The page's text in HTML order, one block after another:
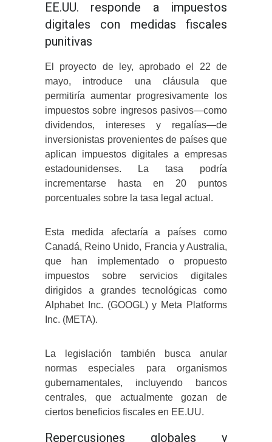
EE.UU. responde a impuestos
digitales con medidas fiscales
punitivas
El proyecto de ley, aprobado el 22 de
mayo, introduce una cláusula que
permitiría aumentar progresivamente los
impuestos sobre ingresos pasivos—como
dividendos, intereses y regalías—de
inversionistas provenientes de países que
aplican impuestos digitales a empresas
estadounidenses.
La tasa podría
incrementarse hasta en 20 puntos
porcentuales sobre la tasa legal actual.
Esta medida afectaría a países como
Canadá, Reino Unido, Francia y Australia,
que han implementado o propuesto
impuestos sobre servicios digitales
dirigidos a grandes tecnológicas como
Alphabet Inc. (GOOGL) y Meta Platforms
Inc. (META).
La legislación también busca anular
normas especiales para organismos
gubernamentales, incluyendo bancos
centrales, que actualmente gozan de
ciertos beneficios fiscales en EE.UU.
Repercusiones globales y